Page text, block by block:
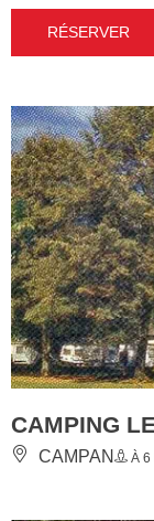
RÉSERVER
CAMPING
CAMPAN À 6